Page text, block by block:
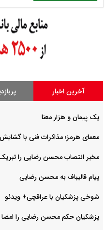
آخرین اخبار
یک پیمان و هزار معنا
معمای هرمز؛ مذاکرات فنی با
مخبر انتصاب محسن رضایی را
پیام قالیباف به محسن رضایی
شوخی پزشکیان با عراقچی+ ویدئو
پزشکیان حکم محسن رضایی را امضا